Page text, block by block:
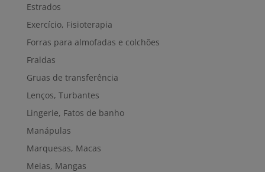
Estrados
Exercício, Fisioterapia
Forras para almofadas e colchões
Fraldas
Gruas de transferência
Lenços, Turbantes
Lingerie, Fatos de banho
Manápulas
Marquesas, Macas
Meias, Mangas